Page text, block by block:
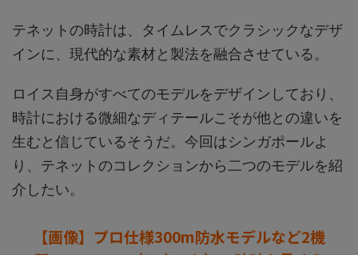
テネットの時計は、タイムレスでクラシックなデザ
インに、現代的な素材と製法を融合させている。
ロイス自身がすべてのモデルをデザインしており、
時計における微細なディテールこそが他との違いを
生むと信じているそうだ。今回はシンガポールよ
り、テネットのコレクションから二つのモデルを紹
介したい。
【画像】プロ仕様300m防水モデルなど2機